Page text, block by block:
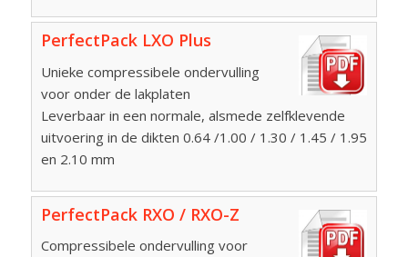
PerfectPack LXO Plus
Unieke compressibele ondervulling
voor onder de lakplaten
Leverbaar in een normale, alsmede zelfklevende
uitvoering in de dikten 0.64 /1.00 / 1.30 / 1.45 / 1.95
en 2.10 mm
PerfectPack RXO / RXO-Z
Compressibele ondervulling voor